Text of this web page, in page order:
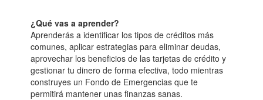
¿Qué vas a aprender?
Aprenderás a identificar los tipos de créditos más
comunes, aplicar estrategias para eliminar deudas,
aprovechar los beneficios de las tarjetas de crédito y
gestionar tu dinero de forma efectiva, todo mientras
construyes un Fondo de Emergencias que te
permitirá mantener unas finanzas sanas.